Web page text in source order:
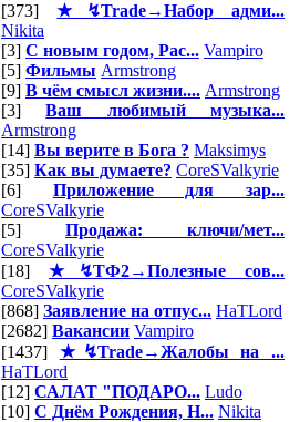
[373]★↯Trade→Набор адми...
Nikita
[3] С новым годом, Рас... Vampiro
[5] Фильмы Armstrong
[9] В чём смысл жизни.... Armstrong
[3]Ваш любимый музыка...
Armstrong
[14] Вы верите в Бога ? Maksimys
[35] Как вы думаете? CoreSValkyrie
[6] Приложение для зар...
CoreSValkyrie
[5] Продажа: ключи/мет...
CoreSValkyrie
[18] ★↯ТФ2→Полезные сов...
CoreSValkyrie
[868] Заявление на отпус... HaTLord
[2682] Вакансии Vampiro
[1437] ★↯Trade→Жалобы на ...
HaTLord
[12] САЛАТ "ПОДАРО... Ludo
[10] С Днём Рождения, Н... Nikita